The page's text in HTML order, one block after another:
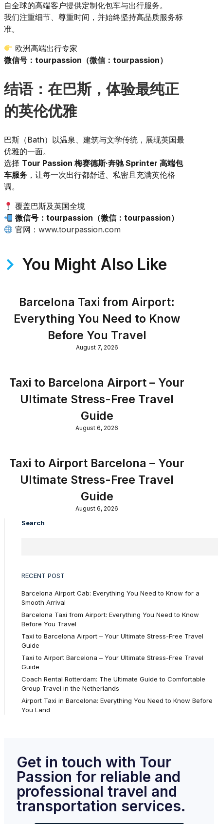
自全球的高端客户提供定制化包车与出行服务。
我们注重细节、尊重时间，并始终坚持高品质服务标
准。
欧洲高端出行专家
微信号：tourpassion（微信：tourpassion）
结语：在巴斯，体验最纯正
的英伦优雅
巴斯（Bath）以温泉、建筑与文学传统，展现英国最
优雅的一面。
选择 Tour Passion 梅赛德斯·奔驰 Sprinter 高端包
车服务 ，让每一次出行都舒适、私密且充满英伦格
调。
覆盖巴斯及英国全境
微信号：tourpassion（微信：tourpassion）
官网：www.tourpassion.com
You Might Also Like
Barcelona Taxi from Airport:
Everything You Need to Know
Before You Travel
August 7, 2026
Taxi to Barcelona Airport – Your
Ultimate Stress-Free Travel
Guide
August 6, 2026
Taxi to Airport Barcelona – Your
Ultimate Stress-Free Travel
Guide
August 6, 2026
Search
RECENT POST
Barcelona Airport Cab: Everything You Need to Know for a
Smooth Arrival
Barcelona Taxi from Airport: Everything You Need to Know
Before You Travel
Taxi to Barcelona Airport – Your Ultimate Stress-Free Travel
Guide
Taxi to Airport Barcelona – Your Ultimate Stress-Free Travel
Guide
Coach Rental Rotterdam: The Ultimate Guide to Comfortable
Group Travel in the Netherlands
Airport Taxi in Barcelona: Everything You Need to Know Before
You Land
Get in touch with Tour
Passion for reliable and
professional travel and
transportation services.